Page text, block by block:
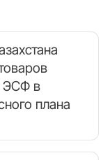
ЭСФ в
плана